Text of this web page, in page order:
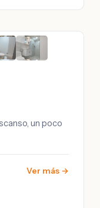
un poco
Ver más →